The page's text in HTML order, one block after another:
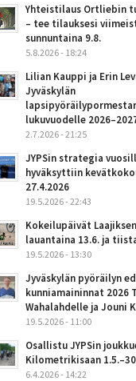
Yhteistilaus Ortliebin
– tee tilauksesi
sunnuntaina 9.8.
5.8.2026 - 18:24
Lilian Kauppi ja Erin
Jyväskylän
lukuvuodelle
2.7.2026 - 21:25
JYPSin strategia
hyväksyttiin
27.4.2026
19.5.2026 - 22:43
Kokeilupäivät
lauantaina 13.6. ja
19.5.2026 - 13:30
Jyväskylän pyöräilyn
kunniamaininnat 2026
Wahalahdelle ja Jouni
19.5.2026 - 11:00
Osallistu JYPSin
Kilometrikisaan
6.4.2026 - 14:22